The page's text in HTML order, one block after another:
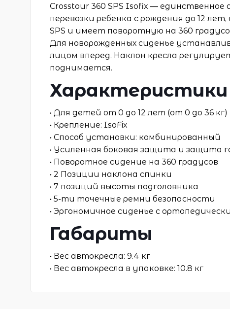
Crosstour 360 SPS Isofix —
перевозки ребенка с рождения до 12
SPS и имеет поворотную на 360
Для новорожденных сиденье
лицом вперед. Наклон кресла
поднимается.
Характеристики
• Для детей от 0 до 12 лет (от 0 до 36 кг)
• Крепление: IsoFix
• Способ установки: комбинированный
• Усиленная боковая защита и защита
• Поворотное сидение на 360 градусов
• 2 Позиции наклона спинки
• 7 позиций высоты подголовника
• 5-ти точечные ремни безопасности
• Эргономичное сиденье с
Габариты
• Вес автокресла: 9.4 кг
• Вес автокресла в упаковке: 10.8 кг